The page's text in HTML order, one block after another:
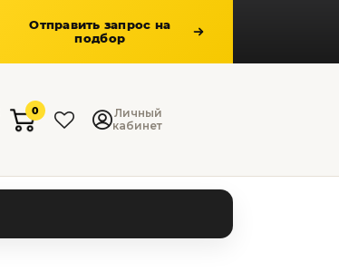
Отправить запрос на
подбор
0
Личный
кабинет